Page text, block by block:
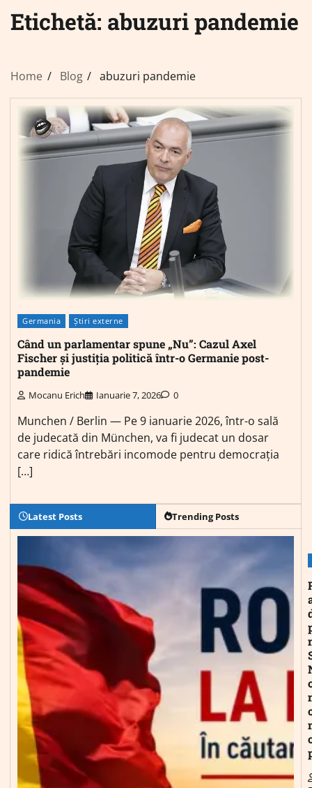
Etichetă: abuzuri pandemie
Home Blog abuzuri pandemie
Germania Știri externe
Când un parlamentar spune „Nu”: Cazul Axel
Fischer și justiția politică într-o Germanie post-
pandemie
Mocanu Erich Ianuarie 7, 2026 0
Munchen / Berlin — Pe 9 ianuarie 2026, într-o sală
de judecată din München, va fi judecat un dosar
care ridică întrebări incomode pentru democrația
[…]
Latest Posts Trending Posts